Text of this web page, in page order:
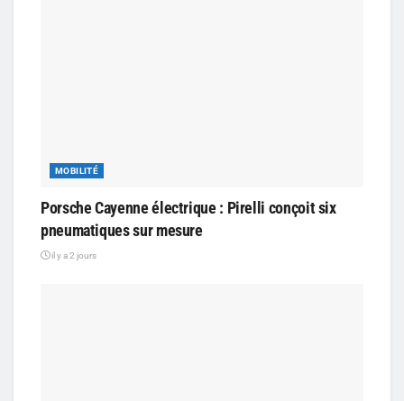
MOBILITÉ
Porsche Cayenne électrique : Pirelli conçoit six
pneumatiques sur mesure
il y a 2 jours